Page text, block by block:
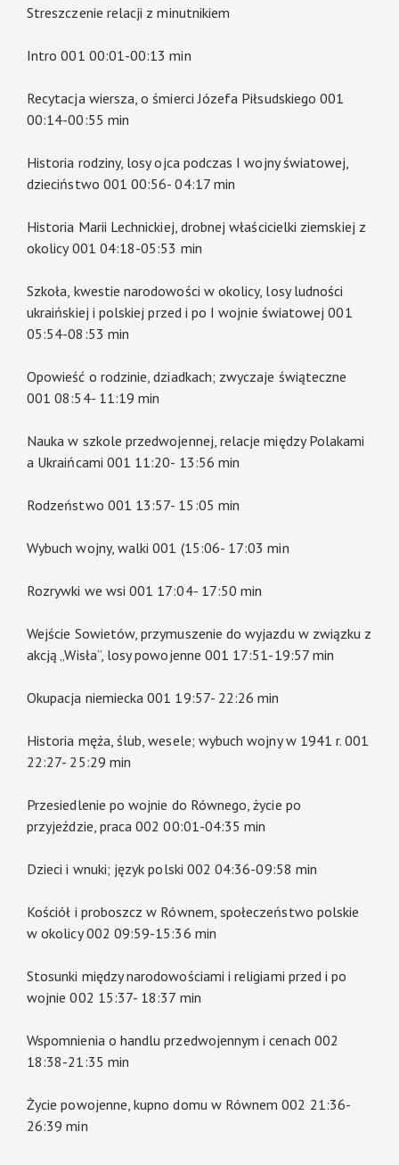
Streszczenie relacji z minutnikiem
Intro 001 00:01-00:13 min
Recytacja wiersza, o śmierci Józefa Piłsudskiego 001
00:14-00:55 min
Historia rodziny, losy ojca podczas I wojny światowej,
dzieciństwo 001 00:56- 04:17 min
Historia Marii Lechnickiej, drobnej właścicielki ziemskiej z
okolicy 001 04:18-05:53 min
Szkoła, kwestie narodowości w okolicy, losy ludności
ukraińskiej i polskiej przed i po I wojnie światowej 001
05:54-08:53 min
Opowieść o rodzinie, dziadkach; zwyczaje świąteczne
001 08:54- 11:19 min
Nauka w szkole przedwojennej, relacje między Polakami
a Ukraińcami 001 11:20- 13:56 min
Rodzeństwo 001 13:57- 15:05 min
Wybuch wojny, walki 001 (15:06- 17:03 min
Rozrywki we wsi 001 17:04- 17:50 min
Wejście Sowietów, przymuszenie do wyjazdu w związku z
akcją „Wisła”, losy powojenne 001 17:51-19:57 min
Okupacja niemiecka 001 19:57- 22:26 min
Historia męża, ślub, wesele; wybuch wojny w 1941 r. 001
22:27- 25:29 min
Przesiedlenie po wojnie do Równego, życie po
przyjeździe, praca 002 00:01-04:35 min
Dzieci i wnuki; język polski 002 04:36-09:58 min
Kościół i proboszcz w Równem, społeczeństwo polskie
w okolicy 002 09:59-15:36 min
Stosunki między narodowościami i religiami przed i po
wojnie 002 15:37- 18:37 min
Wspomnienia o handlu przedwojennym i cenach 002
18:38-21:35 min
Życie powojenne, kupno domu w Równem 002 21:36-
26:39 min